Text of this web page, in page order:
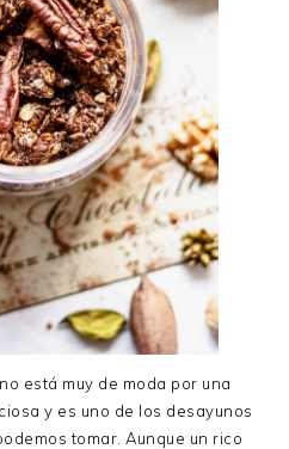
está muy de moda por una
y es uno de los desayunos
tomar. Aunque un rico